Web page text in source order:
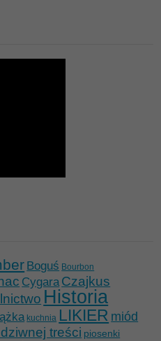
Boguś Bourbon
CygaraCzajkus
Historia
kuchnia LIKIER miód
treści piosenki